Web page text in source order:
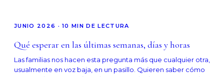
JUNIO 2026 ·10 MIN DE LECTURA
Qué esperar en las últimas semanas, días y horas
Las familias nos hacen esta pregunta más que cualquier otra,
usualmente en voz baja, en un pasillo. Quieren saber cómo